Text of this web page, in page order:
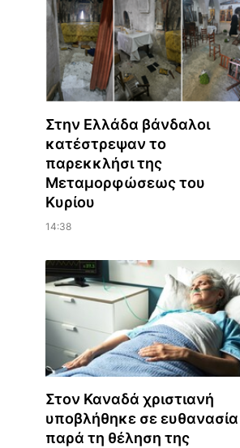
Στην Ελλάδα βάνδαλοι
κατέστρεψαν το
παρεκκλήσι της
Μεταμορφώσεως του
Κυρίου
14:38
Στον Καναδά χριστιανή
υποβλήθηκε σε ευθανασία
παρά τη θέληση της